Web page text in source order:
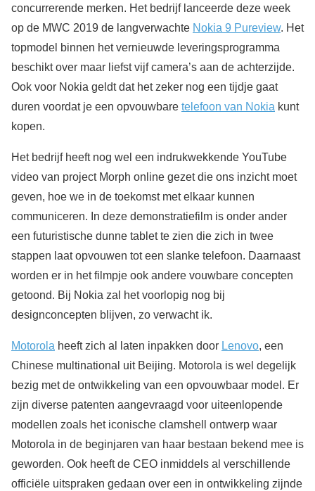
concurrerende merken. Het bedrijf lanceerde deze week
op de MWC 2019 de langverwachte Nokia 9 Pureview. Het
topmodel binnen het vernieuwde leveringsprogramma
beschikt over maar liefst vijf camera’s aan de achterzijde.
Ook voor Nokia geldt dat het zeker nog een tijdje gaat
duren voordat je een opvouwbare telefoon van Nokia kunt
kopen.
Het bedrijf heeft nog wel een indrukwekkende YouTube
video van project Morph online gezet die ons inzicht moet
geven, hoe we in de toekomst met elkaar kunnen
communiceren. In deze demonstratiefilm is onder ander
een futuristische dunne tablet te zien die zich in twee
stappen laat opvouwen tot een slanke telefoon. Daarnaast
worden er in het filmpje ook andere vouwbare concepten
getoond. Bij Nokia zal het voorlopig nog bij
designconcepten blijven, zo verwacht ik.
Motorola heeft zich al laten inpakken door Lenovo, een
Chinese multinational uit Beijing. Motorola is wel degelijk
bezig met de ontwikkeling van een opvouwbaar model. Er
zijn diverse patenten aangevraagd voor uiteenlopende
modellen zoals het iconische clamshell ontwerp waar
Motorola in de beginjaren van haar bestaan bekend mee is
geworden. Ook heeft de CEO inmiddels al verschillende
officiële uitspraken gedaan over een in ontwikkeling zijnde